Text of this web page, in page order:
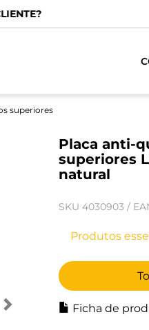
O MAIS PRÓXIMO
superiores
Placa anti-
superiores
natural
SKU 4030903 /
Produtos
Ficha de